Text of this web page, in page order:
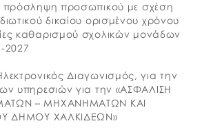
πρόσληψη προσωπικού με σχέση
δικαίου ορισμένου χρόνου
καθαρισμού σχολικών μονάδων
2027
Διαγωνισμός, για την
υπηρεσιών για την «ΑΣΦΑΛΙΣΗ
– ΜΗΧΑΝΗΜΑΤΩΝ ΚΑΙ
ΔΗΜΟΥ ΧΑΛΚΙΔΕΩΝ»